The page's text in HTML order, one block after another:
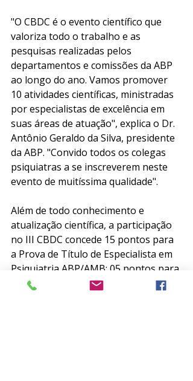
"O CBDC é o evento científico que
valoriza todo o trabalho e as
pesquisas realizadas pelos
departamentos e comissões da ABP
ao longo do ano. Vamos promover
10 atividades científicas, ministradas
por especialistas de excelência em
suas áreas de atuação", explica o Dr.
Antônio Geraldo da Silva, presidente
da ABP. "Convido todos os colegas
psiquiatras a se inscreverem neste
evento de muitíssima qualidade".
Além de todo conhecimento e
atualização científica, a participação
no III CBDC concede 15 pontos para
a Prova de Título de Especialista em
Psiquiatria ABP/AMB; 05 pontos para
os Certificados de Área de Atuação